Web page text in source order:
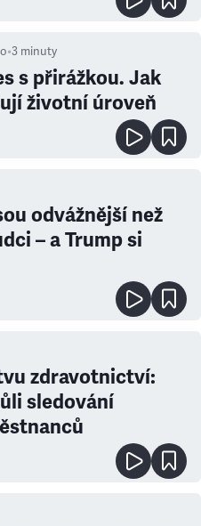
•3 minuty
s přirážkou. Jak
životní úroveň
odvážnější než
– a Trump si
zdravotnictví:
sledování